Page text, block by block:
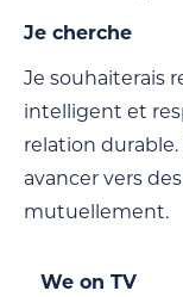
Je cherche
Je souhaiterais
intelligent et
relation
avancer vers
mutuellement.
We on TV